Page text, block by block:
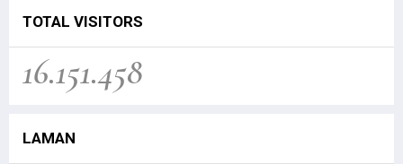
Masyarakat Adat Distrik Masn
Kunjungan Kerja Anggota DPD RI, Filep
Wamafma, ke Manokwari Selatan, Fokus
TOTAL VISITORS
16.151.458
LAMAN